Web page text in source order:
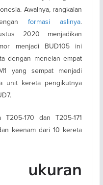
Awalnya, rangkaian
formasi aslinya.
2020 menjadikan
menjadi BUD105 ini
dengan menelan empat
yang sempat menjadi
unit kereta pengikutnya
170 dan T205-171
keenam dari 10 kereta
ukuran